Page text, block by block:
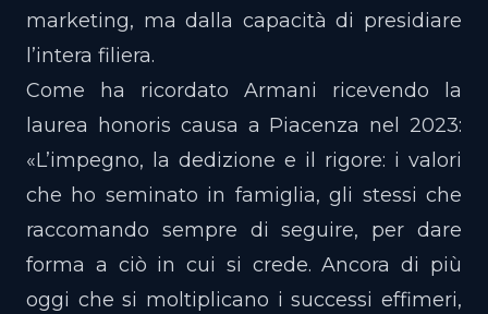
marketing, ma dalla capacità di presidiare
l’intera filiera.
Come ha ricordato Armani ricevendo la
laurea honoris causa a Piacenza nel 2023:
«L’impegno, la dedizione e il rigore: i valori
che ho seminato in famiglia, gli stessi che
raccomando sempre di seguire, per dare
forma a ciò in cui si crede. Ancora di più
oggi che si moltiplicano i successi effimeri,